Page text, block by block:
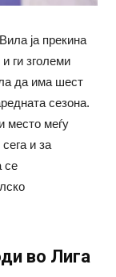
ја прекина
ги зголеми
да има шест
сезона.
место меѓу
и за
се
во Лига